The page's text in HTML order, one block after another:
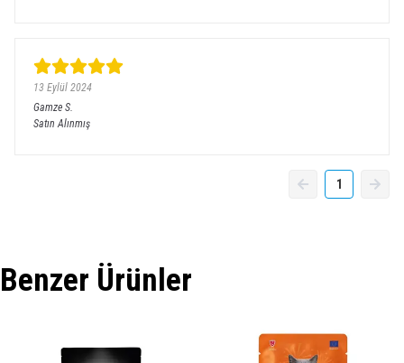
13 Eylül 2024
Gamze S.
Satın Alınmış
1
Benzer Ürünler